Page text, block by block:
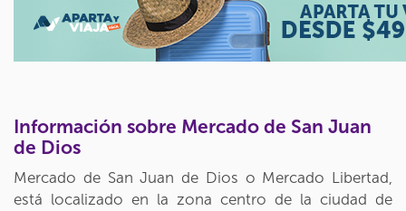
Información sobre Mercado de San Juan
de Dios
Mercado de San Juan de Dios o Mercado Libertad,
está localizado en la zona centro de la ciudad de